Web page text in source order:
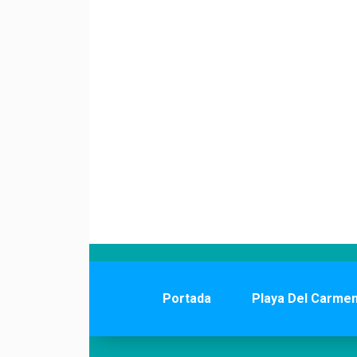
Portada Playa Del